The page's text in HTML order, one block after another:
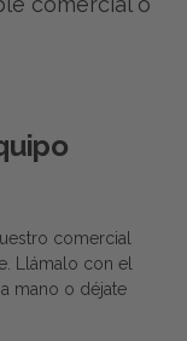
comercial
Llámalo con el
mano o déjate